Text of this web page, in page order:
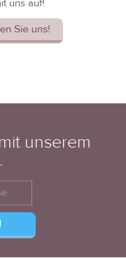
uns auf!
unserem